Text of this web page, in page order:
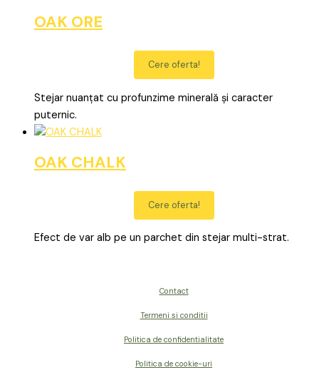
OAK ORE
Cere oferta!
Stejar nuanțat cu profunzime minerală și caracter
puternic.
OAK CHALK
Cere oferta!
Efect de var alb pe un parchet din stejar multi-strat.
Contact
Termeni si conditii
Politica de confidentialitate
Politica de cookie-uri